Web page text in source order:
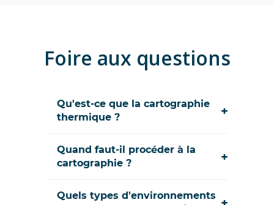
Foire aux questions
Qu'est-ce que la cartographie
thermique ?
+
Quand faut-il procéder à la
cartographie ?
+
Quels types d'environnements